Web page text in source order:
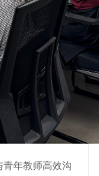
青年教师高效沟